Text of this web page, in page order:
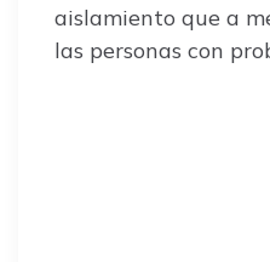
aislamiento que a
las personas con